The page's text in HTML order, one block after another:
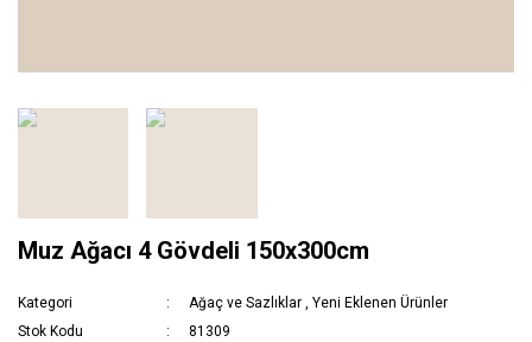
Muz Ağacı 4 Gövdeli 150x300cm
Kategori Ağaç ve Sazlıklar ,Yeni Eklenen Ürünler
Stok Kodu
81309